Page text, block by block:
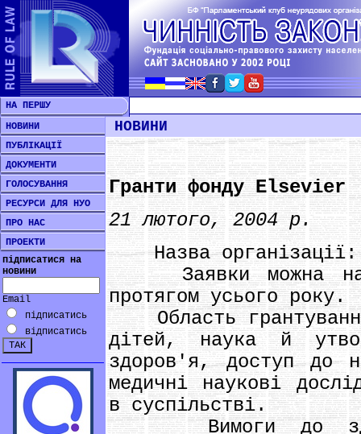
НА ПЕРШУ
НОВИНИ
ПУБЛІКАЦІЇ
ДОКУМЕНТИ
ГОЛОСУВАННЯ
РЕСУРСИ ДЛЯ НУО
ПРО НАС
ПРОЕКТИ
підписатися на
новини
Email
підписатись
відписатись
НОВИНИ
Гранти фонду Elsevіer
21 лютого, 2004 р.
Назва організації:
Заявки можна
протягом усього року.
Область
дітей, наука й
здоров'я, доступ до
медичні наукові
в суспільстві.
Вимоги до